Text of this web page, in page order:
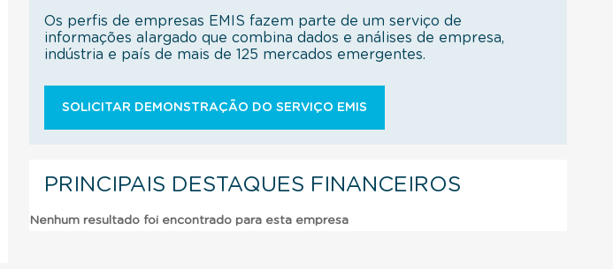
Os perfis de empresas EMIS fazem parte de um serviço de
informações alargado que combina dados e análises de empresa,
indústria e país de mais de 125 mercados emergentes.
SOLICITAR DEMONSTRAÇÃO DO SERVIÇO EMIS
PRINCIPAIS DESTAQUES FINANCEIROS
Nenhum resultado foi encontrado para esta empresa